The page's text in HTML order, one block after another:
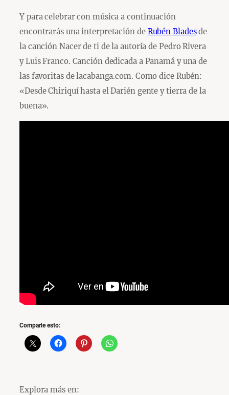
Y para celebrar con música a continuación
encontrarás una interpretación de Rubén Bladesde
la canción Nacer de ti de la autoría de Pedro Rivera
y Luis Franco. Canción dedicada a Panamá y una de
las favoritas de lacabanga.com. Como dice Rubén:
«Desde Chiriquí hasta el Darién gente y tierra de la
buena».
Comparte esto:
Explora más en: